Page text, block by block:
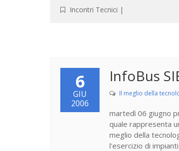
Incontri Tecnici |
6
GIU
2006
InfoBus
Il meglio della
martedì 06 giugno
quale rappresenta
meglio della
l'esercizio di